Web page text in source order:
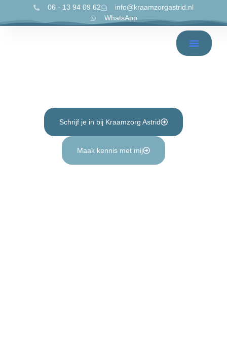
06 - 13 94 09 62
info@kraamzorgastrid.nl
WhatsApp
Schrijf je in bij Kraamzorg Astrid
Maak kennis met mij